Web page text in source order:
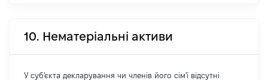
10. Нематеріальні активи
У суб'єкта декларування чи членів його сім'ї відсутні